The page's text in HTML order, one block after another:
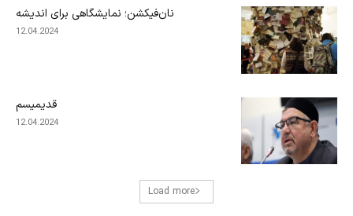
نان‌فیکشن؛ نمایشگاهی برای اندیشه
12.04.2024
قدیمیسم
12.04.2024
Load more